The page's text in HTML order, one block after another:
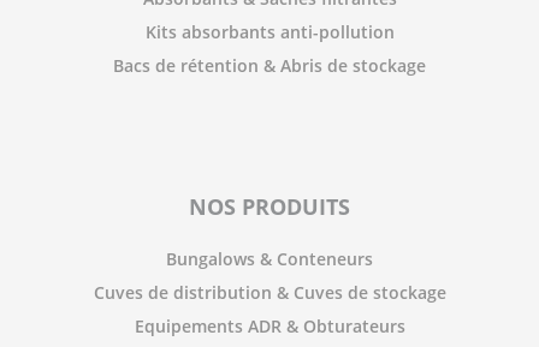
Kits absorbants anti-pollution
Bacs de rétention & Abris de stockage
NOS PRODUITS
Bungalows & Conteneurs
Cuves de distribution & Cuves de stockage
Equipements ADR & Obturateurs